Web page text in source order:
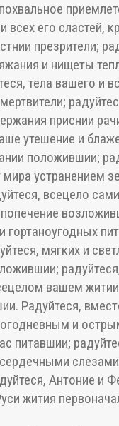
всех его сластей,
презрители;
и нищеты
тела вашего и
приснии
утешение и
положившии;
устранением
всецело
гортаноугодных
мягких и
вашем житии
Радуйтеся,
и
питавшии;
Антоние и
жития